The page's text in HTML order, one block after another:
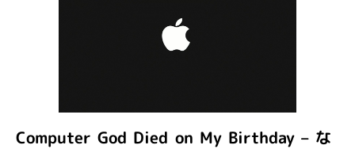
Computer God Died on My Birthday – な